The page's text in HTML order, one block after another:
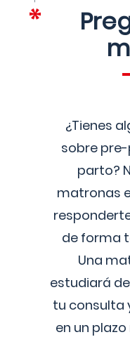
¿Tienes
sobre
parto?
matronas
de forma
Una
estudiará
tu consulta
en un